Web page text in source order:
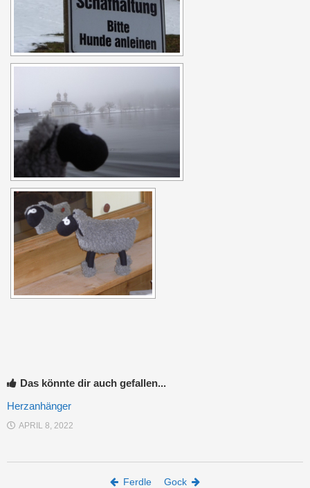
Das könnte dir auch gefallen...
Herzanhänger
APRIL 8, 2022
Ferdle Gock